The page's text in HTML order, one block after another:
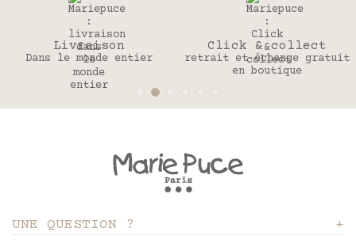
Livraison
Dans le monde entier
Click & collect
retrait et échange gratuit
en boutique
UNE QUESTION ?